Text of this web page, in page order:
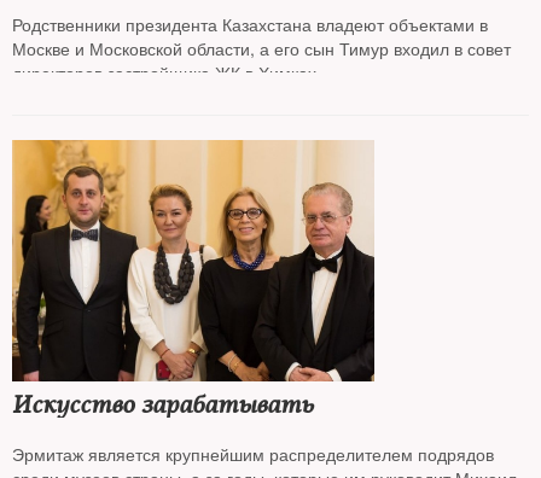
Родственники президента Казахстана владеют объектами в
Москве и Московской области, а его сын Тимур входил в совет
директоров застройщика ЖК в Химках
Искусство зарабатывать
Эрмитаж является крупнейшим распределителем подрядов